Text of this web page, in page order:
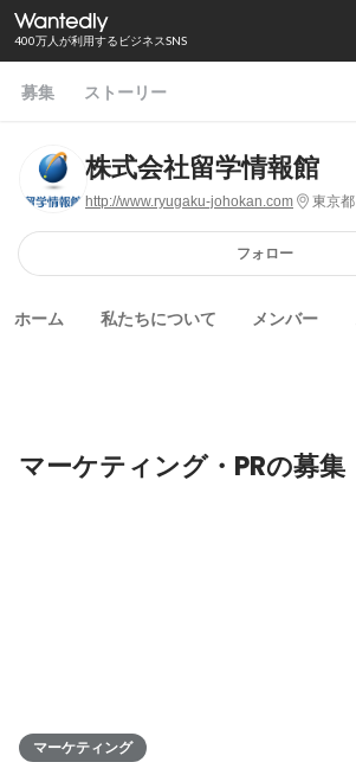
400万人が利用するビジネスSNS
募集 ストーリー
株式会社留学情報館
http://www.ryugaku-johokan.com 東京都
フォロー
ホーム 私たちについて メンバー
マーケティング・PRの募集
マーケティング